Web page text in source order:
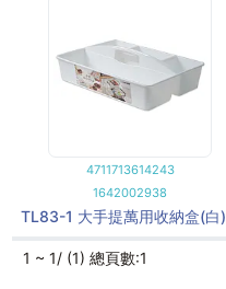
4711713614243
1642002938
TL83-1 大手提萬用收納盒(白)
1 ~ 1/ (1) 總頁數:1